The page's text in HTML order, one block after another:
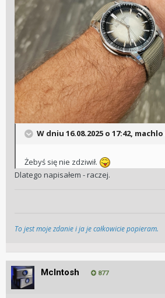
W dniu 16.08.2025 o 17:42, machlo
Żebyś się nie zdziwił.
Dlatego napisałem - raczej.
To jest moje zdanie i ja je całkowicie popieram.
McIntosh 877